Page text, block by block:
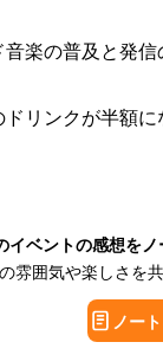
楽の普及と発
リンクが半額に
イベントの感想を
雰囲気や楽しさを
ノー